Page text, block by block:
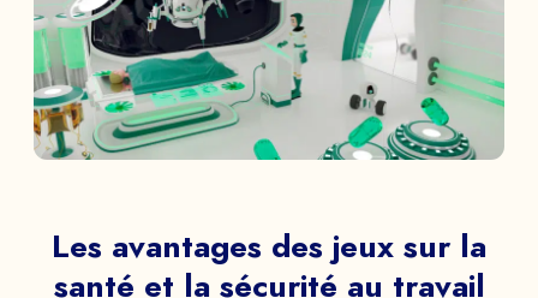
Les avantages des jeux sur la
santé et la sécurité au travail
TÉLÉPHONE
PAYS